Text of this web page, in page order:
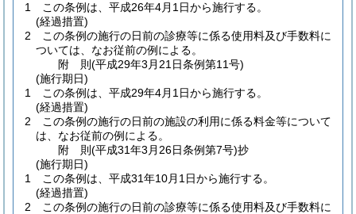
1
この条例は、平成26年4月1日から施行する。
(経過措置)
2
この条例の施行の日前の診療等に係る使用料及び手数料に
ついては、なお従前の例による。
附 則(平成29年3月21日条例第11号)
(施行期日)
1
この条例は、平成29年4月1日から施行する。
(経過措置)
2
この条例の施行の日前の施設の利用に係る料金等について
は、なお従前の例による。
附 則(平成31年3月26日条例第7号)抄
(施行期日)
1
この条例は、平成31年10月1日から施行する。
(経過措置)
2
この条例の施行の日前の診療等に係る使用料及び手数料に